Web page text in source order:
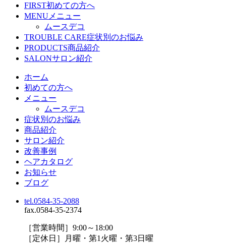
FIRST初めての方へ
MENU メニュー
ムースデコ
TROUBLE CARE症状別のお悩み
PRODUCTS商品紹介
SALONサロン紹介
ホーム
初めての方へ
メニュー
ムースデコ
症状別のお悩み
商品紹介
サロン紹介
改善事例
ヘアカタログ
お知らせ
ブログ
tel.0584-35-2088
fax.0584-35-2374
［営業時間］9:00～18:00
［定休日］月曜・第1火曜・第3日曜